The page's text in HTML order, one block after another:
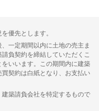
優先とします。
一定期間以内に土地の売主ま
負契約を締結していただくこ
いいます。この期間内に建築
契約は白紙となり、お支払い
築請負会社を特定するもので